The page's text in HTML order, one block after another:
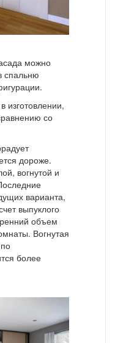
можно
спальню
со
дороже.
вогнутой и
варианта,
выпуклого
объем
Вогнутая
более